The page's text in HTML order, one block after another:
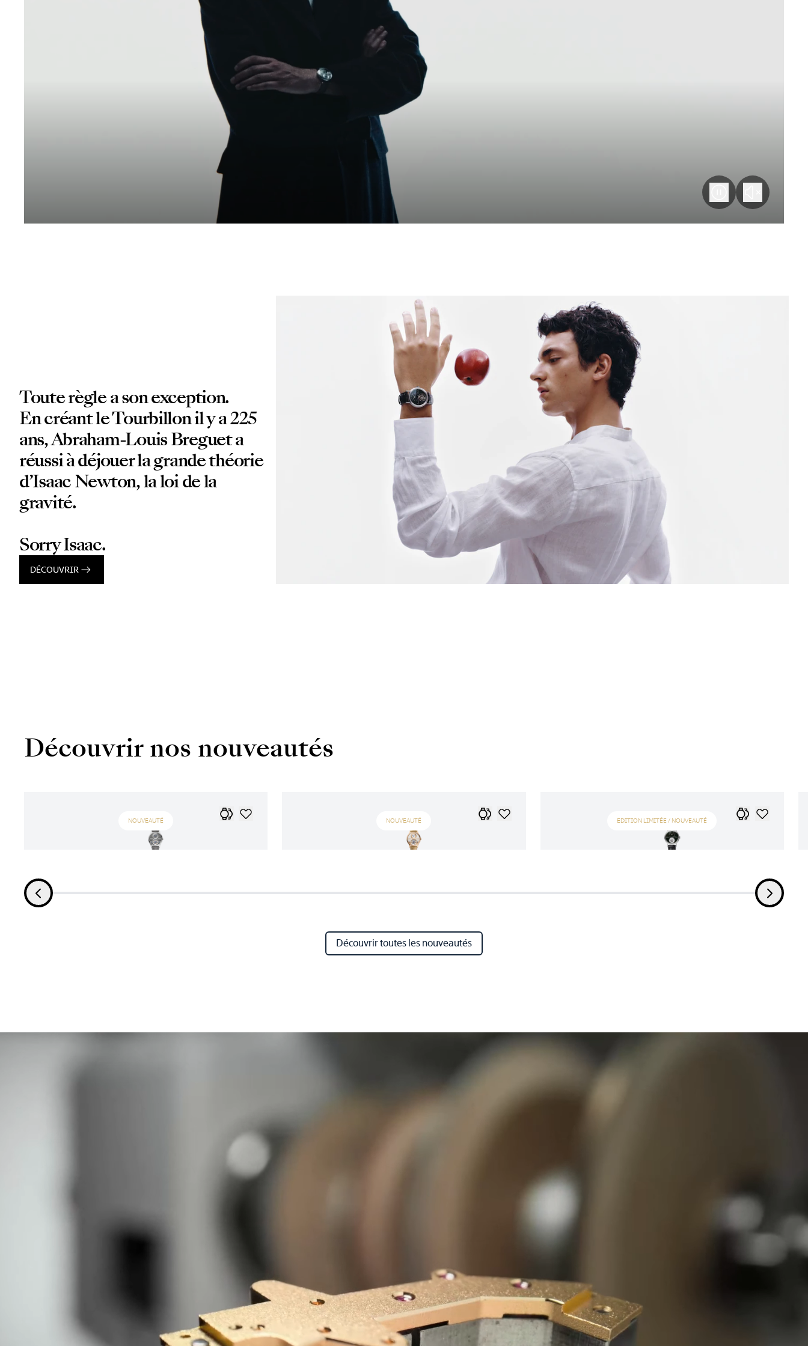
Toute règle a son exception.
En créant le Tourbillon il y a 225
ans, Abraham-Louis Breguet a
réussi à déjouer la grande théorie
d’Isaac Newton, la loi de la
gravité.
Sorry Isaac.
DÉCOUVRIR
Découvrir nos nouveautés
NOUVEAUTÉ NOUVEAUTÉ EDITION LIMITÉE / NOUVEAUTÉ
Découvrir toutes les nouveautés